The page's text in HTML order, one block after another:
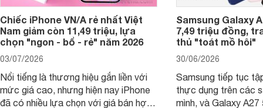
Chiếc iPhone VN/A rẻ nhất Việt
Nam giảm còn 11,49 triệu, lựa
chọn "ngon - bổ - rẻ" năm 2026
03/07/2026
Nổi tiếng là thương hiệu gắn liền với
mức giá cao, nhưng hiện nay iPhone
đã có nhiều lựa chọn với giá bán hợp
Samsung Galaxy
7,49 triệu đồng,
thủ "toát mồ hôi"
30/06/2026
Samsung tiếp tục
thực dụng trên các
mình, và Galaxy